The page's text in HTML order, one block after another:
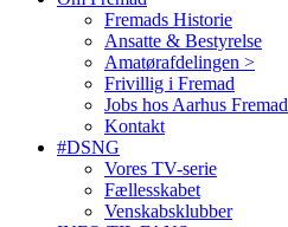
Fremads Historie
Ansatte & Bestyrelse
Amatørafdelingen >
Frivillig i Fremad
Jobs hos Aarhus Fremad
Kontakt
#DSNG
Vores TV-serie
Fællesskabet
Venskabsklubber